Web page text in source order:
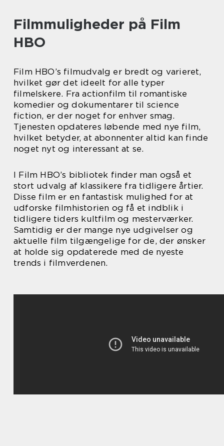
Filmmuligheder på Film
HBO
Film HBO’s filmudvalg er bredt og varieret,
hvilket gør det ideelt for alle typer
filmelskere. Fra actionfilm til romantiske
komedier og dokumentarer til science
fiction, er der noget for enhver smag.
Tjenesten opdateres løbende med nye film,
hvilket betyder, at abonnenter altid kan finde
noget nyt og interessant at se.
I Film HBO’s bibliotek finder man også et
stort udvalg af klassikere fra tidligere årtier.
Disse film er en fantastisk mulighed for at
udforske filmhistorien og få et indblik i
tidligere tiders kultfilm og mesterværker.
Samtidig er der mange nye udgivelser og
aktuelle film tilgængelige for de, der ønsker
at holde sig opdaterede med de nyeste
trends i filmverdenen.